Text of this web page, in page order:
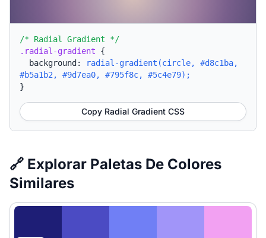
/* Radial Gradient */
.radial-gradient {
background:
radial-gradient(circle, #d8c1ba,
#b5a1b2, #9d7ea0, #795f8c, #5c4e79);
}
Copy Radial Gradient CSS
🔗 Explorar Paletas De Colores
Similares